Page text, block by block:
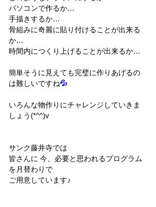
パソコンで作るか…
手描きするか…
骨組みに奇麗に貼り付けることが出来る
か…
時間内につくり上げることが出来るか…
簡単そうに見えても完璧に作りあげるの
は難しいですね💦
いろんな物作りにチャレンジしていきま
しょう(*^^)v
サンク藤井寺では
皆さんに 今、必要と思われるプログラム
を月替わりで
ご用意しています♪